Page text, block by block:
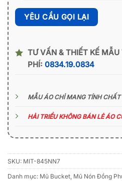
TƯ VẤN & THIẾT KẾ MẪU
PHÍ: 0834.19.0834
MẪU ÁO CHỈ MANG TÍNH
HẢI TRIỀU KHÔNG BÁN LẺ ÁO
SKU: MIT-845NN7
Danh mục: Mũ Bucket, Mũ Nón Đồng